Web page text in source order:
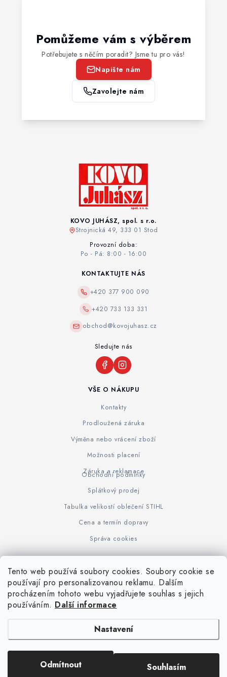
Tento web používá soubory cookies. Soubory cookie se
používají pro personalizovanou reklamu. Dalším
procházením tohoto webu vyjadřujete souhlas s jejich
používáním. Další informace
Nastavení
Odmítnout Souhlasím
Pomůžeme vám s výběrem
Potřebujete s něčím poradit? Jsme tu pro vás!
Napište nám
Zavolejte nám
KOVO JUHÁSZ, spol. s r.o.
Strojnická 49, 333 01 Stod
Provozní doba:
Po - Pá: 8:00 - 16:00
VŠE O NÁKUPU
Kontakty
Prodloužená záruka
Výměna nebo vrácení zboží
Možnosti placení
Záruka a reklamace
Obchodní podmínky
Splátkový prodej
Tabulka velikostí oblečení STIHL
Cena a termín dopravy
Správa cookies
KONTAKTUJTE NÁS
+420 377 900 090
+420 733 133 331
obchod@kovojuhasz.cz
Sledujte nás
www.KOVOJUHASZ.cz Výrobce STIHL STIHL Timbersport
iPloty.cz - PLETIVA A NÁŘADÍ. Všechna práva vyhrazena.
Upravit nastavení cookies